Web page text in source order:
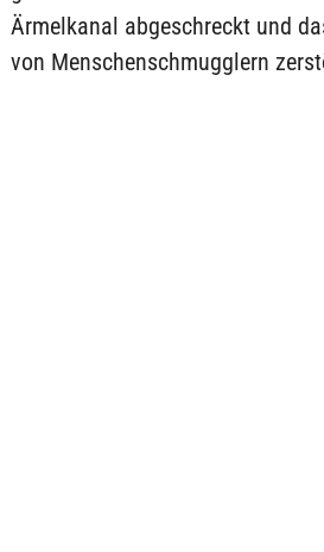
Ärmelkanal abgeschreckt und
von Menschenschmugglern